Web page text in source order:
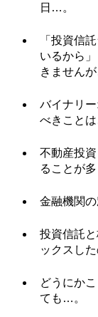
日…。
「投資信
いるから
きません
バイナリ
べきことは
不動産投
ることが
金融機関
投資信託
ックスし
どうにか
ても…。